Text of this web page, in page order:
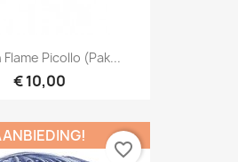
Picollo (Pak...
€ 10,00
favorite_border